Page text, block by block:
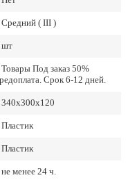
Средний ( III )
шт
Товары Под заказ 50%
Срок 6-12 дней.
340х300х120
Пластик
Пластик
не менее 24 ч.